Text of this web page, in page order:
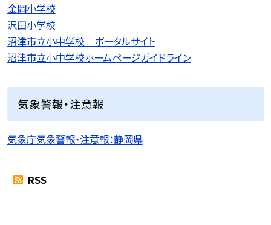
金岡小学校
沢田小学校
沼津市立小中学校 ポータルサイト
沼津市立小中学校ホームページガイドライン
気象警報・注意報
気象庁気象警報・注意報：静岡県
RSS